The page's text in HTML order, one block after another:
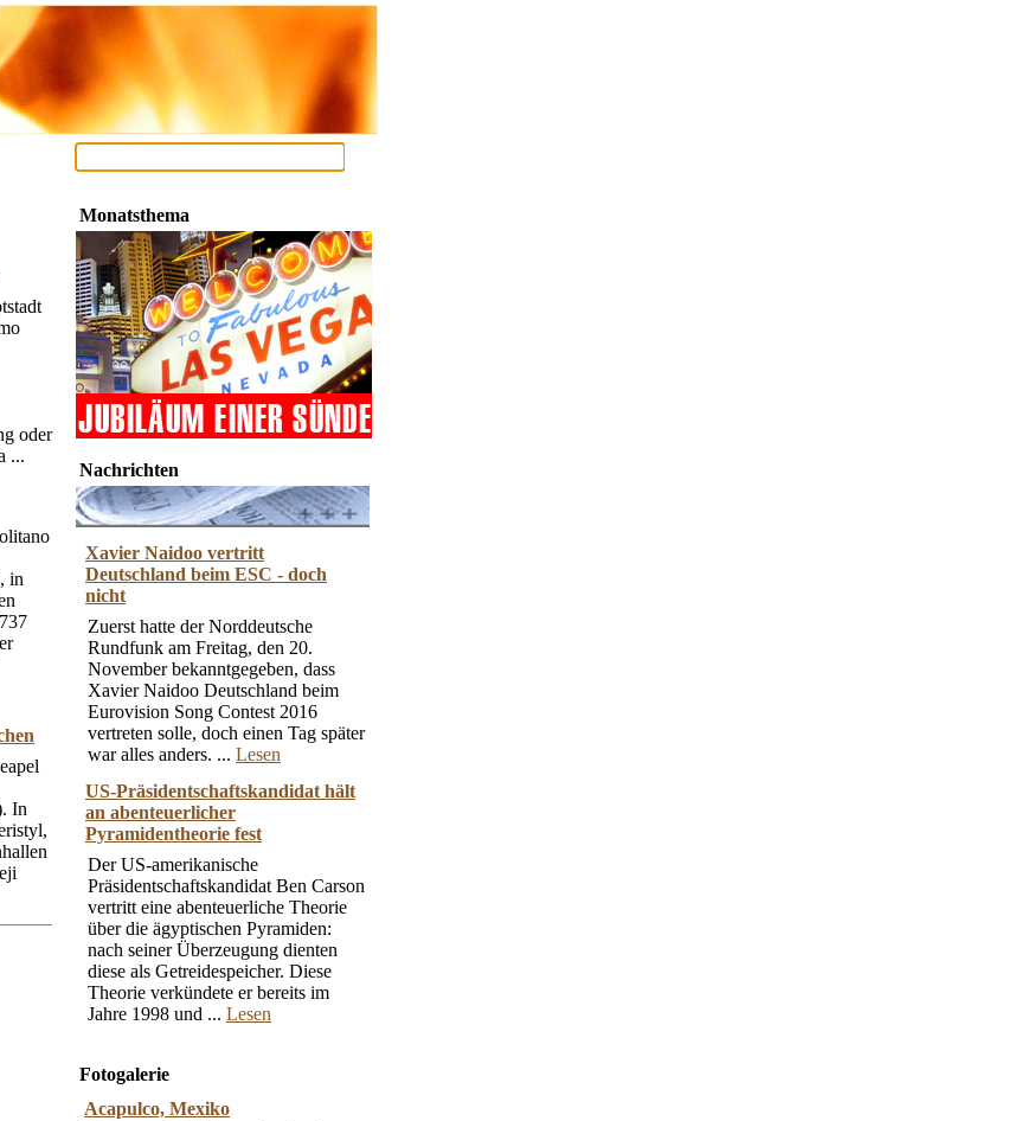
oder
...
in
In
Monatsthema
Nachrichten
Xavier Naidoo vertritt
Deutschland beim ESC - doch
nicht
Zuerst hatte der Norddeutsche
Rundfunk am Freitag, den 20.
November bekanntgegeben, dass
Xavier Naidoo Deutschland beim
Eurovision Song Contest 2016
vertreten solle, doch einen Tag später
war alles anders. ... Lesen
US-Präsidentschaftskandidat hält
an abenteuerlicher
Pyramidentheorie fest
Der US-amerikanische
Präsidentschaftskandidat Ben Carson
vertritt eine abenteuerliche Theorie
über die ägyptischen Pyramiden:
nach seiner Überzeugung dienten
diese als Getreidespeicher. Diese
Theorie verkündete er bereits im
Jahre 1998 und ... Lesen
Fotogalerie
Acapulco, Mexiko